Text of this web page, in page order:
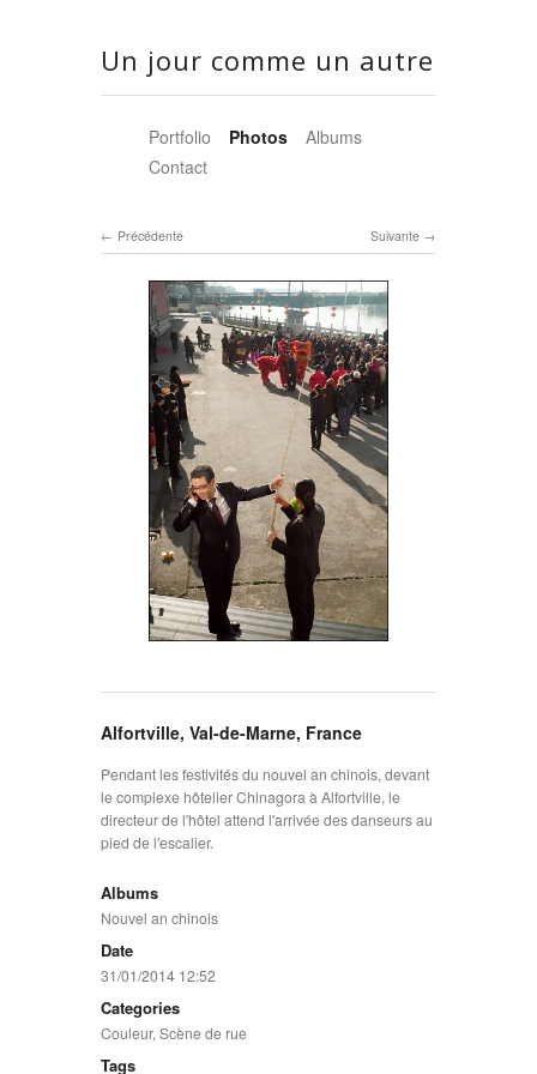
Un jour comme un autre
Portfolio Photos
Albums
Contact
Suivante
Précédente
Alfortville, Val-de-Marne, France
Pendant les festivités du nouvel an chinois, devant
le complexe hôtelier Chinagora à Alfortville, le
directeur de l'hôtel attend l'arrivée des danseurs au
pied de l'escalier.
Albums
Nouvel an chinois
Date
31/01/2014 12:52
Categories
Couleur, Scène de rue
Tags